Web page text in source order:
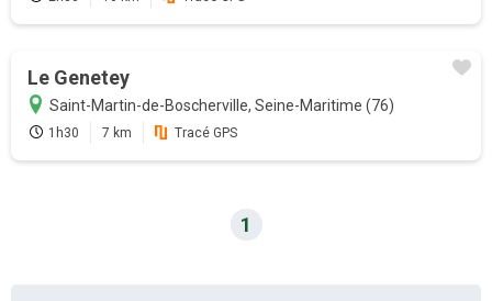
Le Genetey
Saint-Martin-de-Boscherville, Seine-Maritime (76)
1h30 7 km Tracé GPS
1
Mode hors-connexion sur
GPS randonnée temps réel